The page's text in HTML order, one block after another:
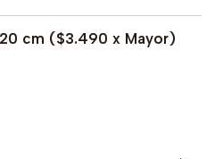
cm ($3.490 x Mayor)